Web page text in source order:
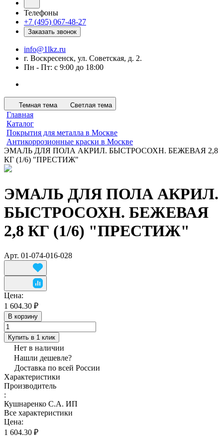
Телефоны
+7 (495) 067-48-27
Заказать звонок
info@1lkz.ru
г. Воскресенск, ул. Советская, д. 2.
Пн - Пт: с 9:00 до 18:00
Темная тема Светлая тема
Главная
Каталог
Покрытия для металла в Москве
Антикоррозионные краски в Москве
ЭМАЛЬ ДЛЯ ПОЛА АКРИЛ. БЫСТРОСОХН. БЕЖЕВАЯ 2,8
КГ (1/6) "ПРЕСТИЖ"
ЭМАЛЬ ДЛЯ ПОЛА АКРИЛ.
БЫСТРОСОХН. БЕЖЕВАЯ
2,8 КГ (1/6) "ПРЕСТИЖ"
Арт. 01-074-016-028
Цена:
1 604.30 ₽
В корзину
Купить в 1 клик
Нет в наличии
Нашли дешевле?
Доставка по всей России
Характеристики
Производитель
:
Кушнаренко С.А. ИП
Все характеристики
Цена:
1 604.30 ₽